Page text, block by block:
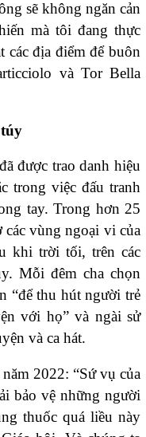
sẽ không ngăn cản
mà tôi đang thực
các địa điểm để buôn
và Tor Bella
được trao danh hiệu
trong việc đấu tranh
tay. Trong hơn 25
các vùng ngoại vi của
khi trời tối, trên các
Mỗi đêm cha chọn
“để thu hút người trẻ
với họ” và ngài sử
và ca hát.
2022: “Sứ vụ của
bảo vệ những người
thuốc quá liều này